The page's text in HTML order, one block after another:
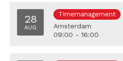
28
AUG
Timemanagement
Amsterdam
09:00 - 16:00